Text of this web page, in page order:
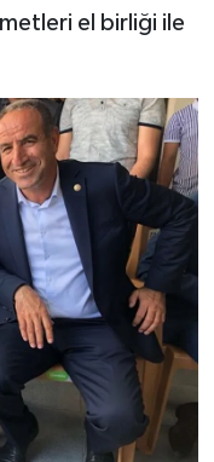
el birliği ile